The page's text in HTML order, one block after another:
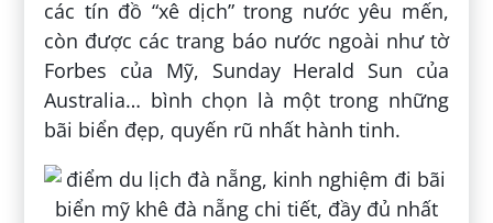
các tín đồ “xê dịch” trong nước yêu mến,
còn được các trang báo nước ngoài như tờ
Forbes của Mỹ, Sunday Herald Sun của
Australia… bình chọn là một trong những
bãi biển đẹp, quyến rũ nhất hành tinh.